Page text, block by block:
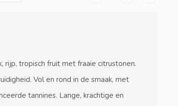
rijp, tropisch fruit met fraaie citrustonen.
Vol en rond in de smaak, met
tannines. Lange, krachtige en